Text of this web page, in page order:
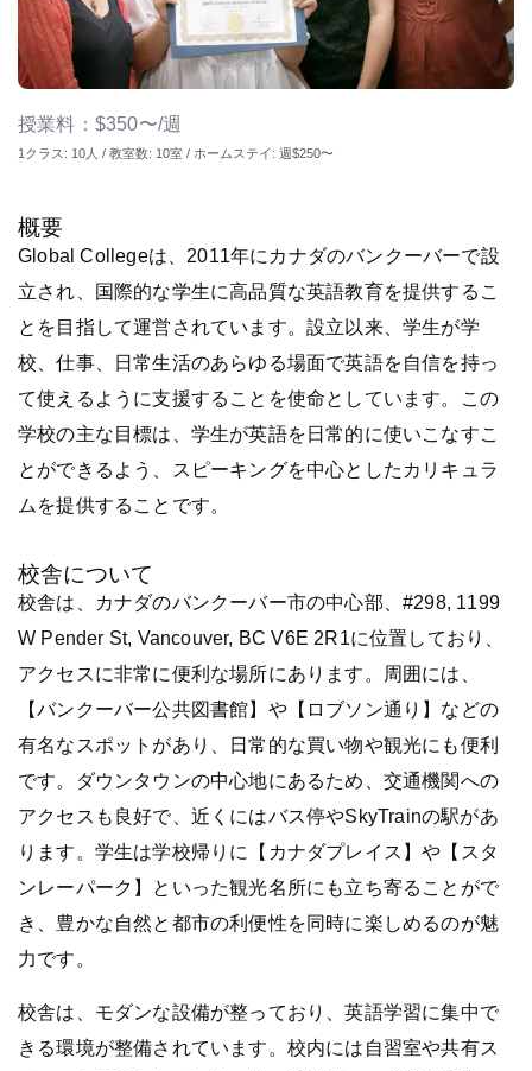
授業料：$350〜/週
1クラス: 10人 / 教室数: 10室 / ホームステイ: 週$250〜
概要
Global Collegeは、2011年にカナダのバンクーバーで設
立され、国際的な学生に高品質な英語教育を提供するこ
とを目指して運営されています。設立以来、学生が学
校、仕事、日常生活のあらゆる場面で英語を自信を持っ
て使えるように支援することを使命としています。この
学校の主な目標は、学生が英語を日常的に使いこなすこ
とができるよう、スピーキングを中心としたカリキュラ
ムを提供することです。
校舎について
校舎は、カナダのバンクーバー市の中心部、#298, 1199
W Pender St, Vancouver, BC V6E 2R1に位置しており、
アクセスに非常に便利な場所にあります。周囲には、
【バンクーバー公共図書館】や【ロブソン通り】などの
有名なスポットがあり、日常的な買い物や観光にも便利
です。ダウンタウンの中心地にあるため、交通機関への
アクセスも良好で、近くにはバス停やSkyTrainの駅があ
ります。学生は学校帰りに【カナダプレイス】や【スタ
ンレーパーク】といった観光名所にも立ち寄ることがで
き、豊かな自然と都市の利便性を同時に楽しめるのが魅
力です。
校舎は、モダンな設備が整っており、英語学習に集中で
きる環境が整備されています。校内には自習室や共有ス